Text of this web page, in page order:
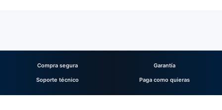
Compra segura Garantía
Soporte técnico Paga como quieras